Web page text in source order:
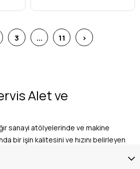
3 ... 11 >
Alet ve
sanayi atölyelerinde ve makine
bir işin kalitesini ve hızını belirleyen
sahip standart aletler;